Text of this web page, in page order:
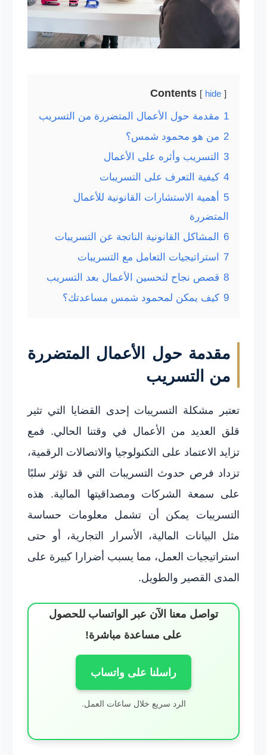
Contents hide
1 مقدمة حول الأعمال المتضررة من التسريب
2 من هو محمود شمس؟
3
التسريب وأثره على الأعمال
4 كيفية التعرف على التسريبات
5
أهمية الاستشارات القانونية للأعمال
المتضررة
6
المشاكل القانونية الناتجة عن التسريبات
7
استراتيجيات التعامل مع التسريبات
8 قصص نجاح لتحسين الأعمال بعد التسريب
9 كيف يمكن لمحمود شمس مساعدتك؟
مقدمة حول الأعمال المتضررة
من التسريب
تعتبر مشكلة التسريبات إحدى القضايا التي تثير
قلق العديد من الأعمال في وقتنا الحالي. فمع
تزايد الاعتماد على التكنولوجيا والاتصالات الرقمية،
تزداد فرص حدوث التسريبات التي قد تؤثر سلبًا
على سمعة الشركات ومصداقيتها المالية. هذه
التسريبات يمكن أن تشمل معلومات حساسة
مثل البيانات المالية، الأسرار التجارية، أو حتى
استراتيجيات العمل، مما يسبب أضرارا كبيرة على
المدى القصير والطويل.
تواصل معنا الآن عبر الواتساب للحصول
على مساعدة مباشرة!
راسلنا على واتساب
الرد سريع خلال ساعات العمل.